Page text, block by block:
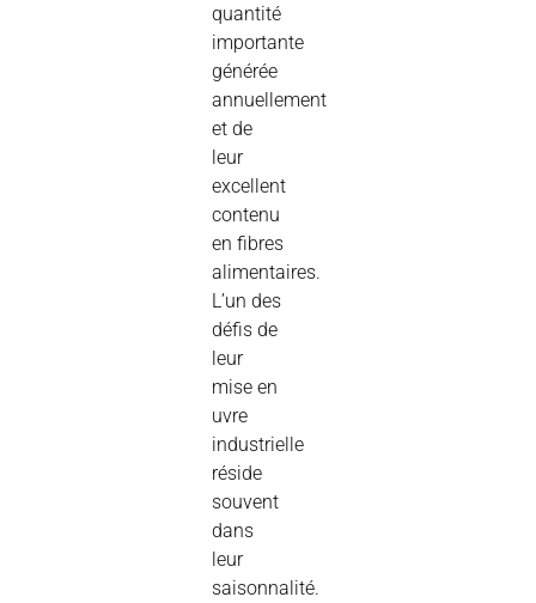
quantité
importante
générée
annuellement
et de
leur
excellent
contenu
en fibres
alimentaires.
L’un des
défis de
leur
mise en
uvre
industrielle
réside
souvent
dans
leur
saisonnalité.